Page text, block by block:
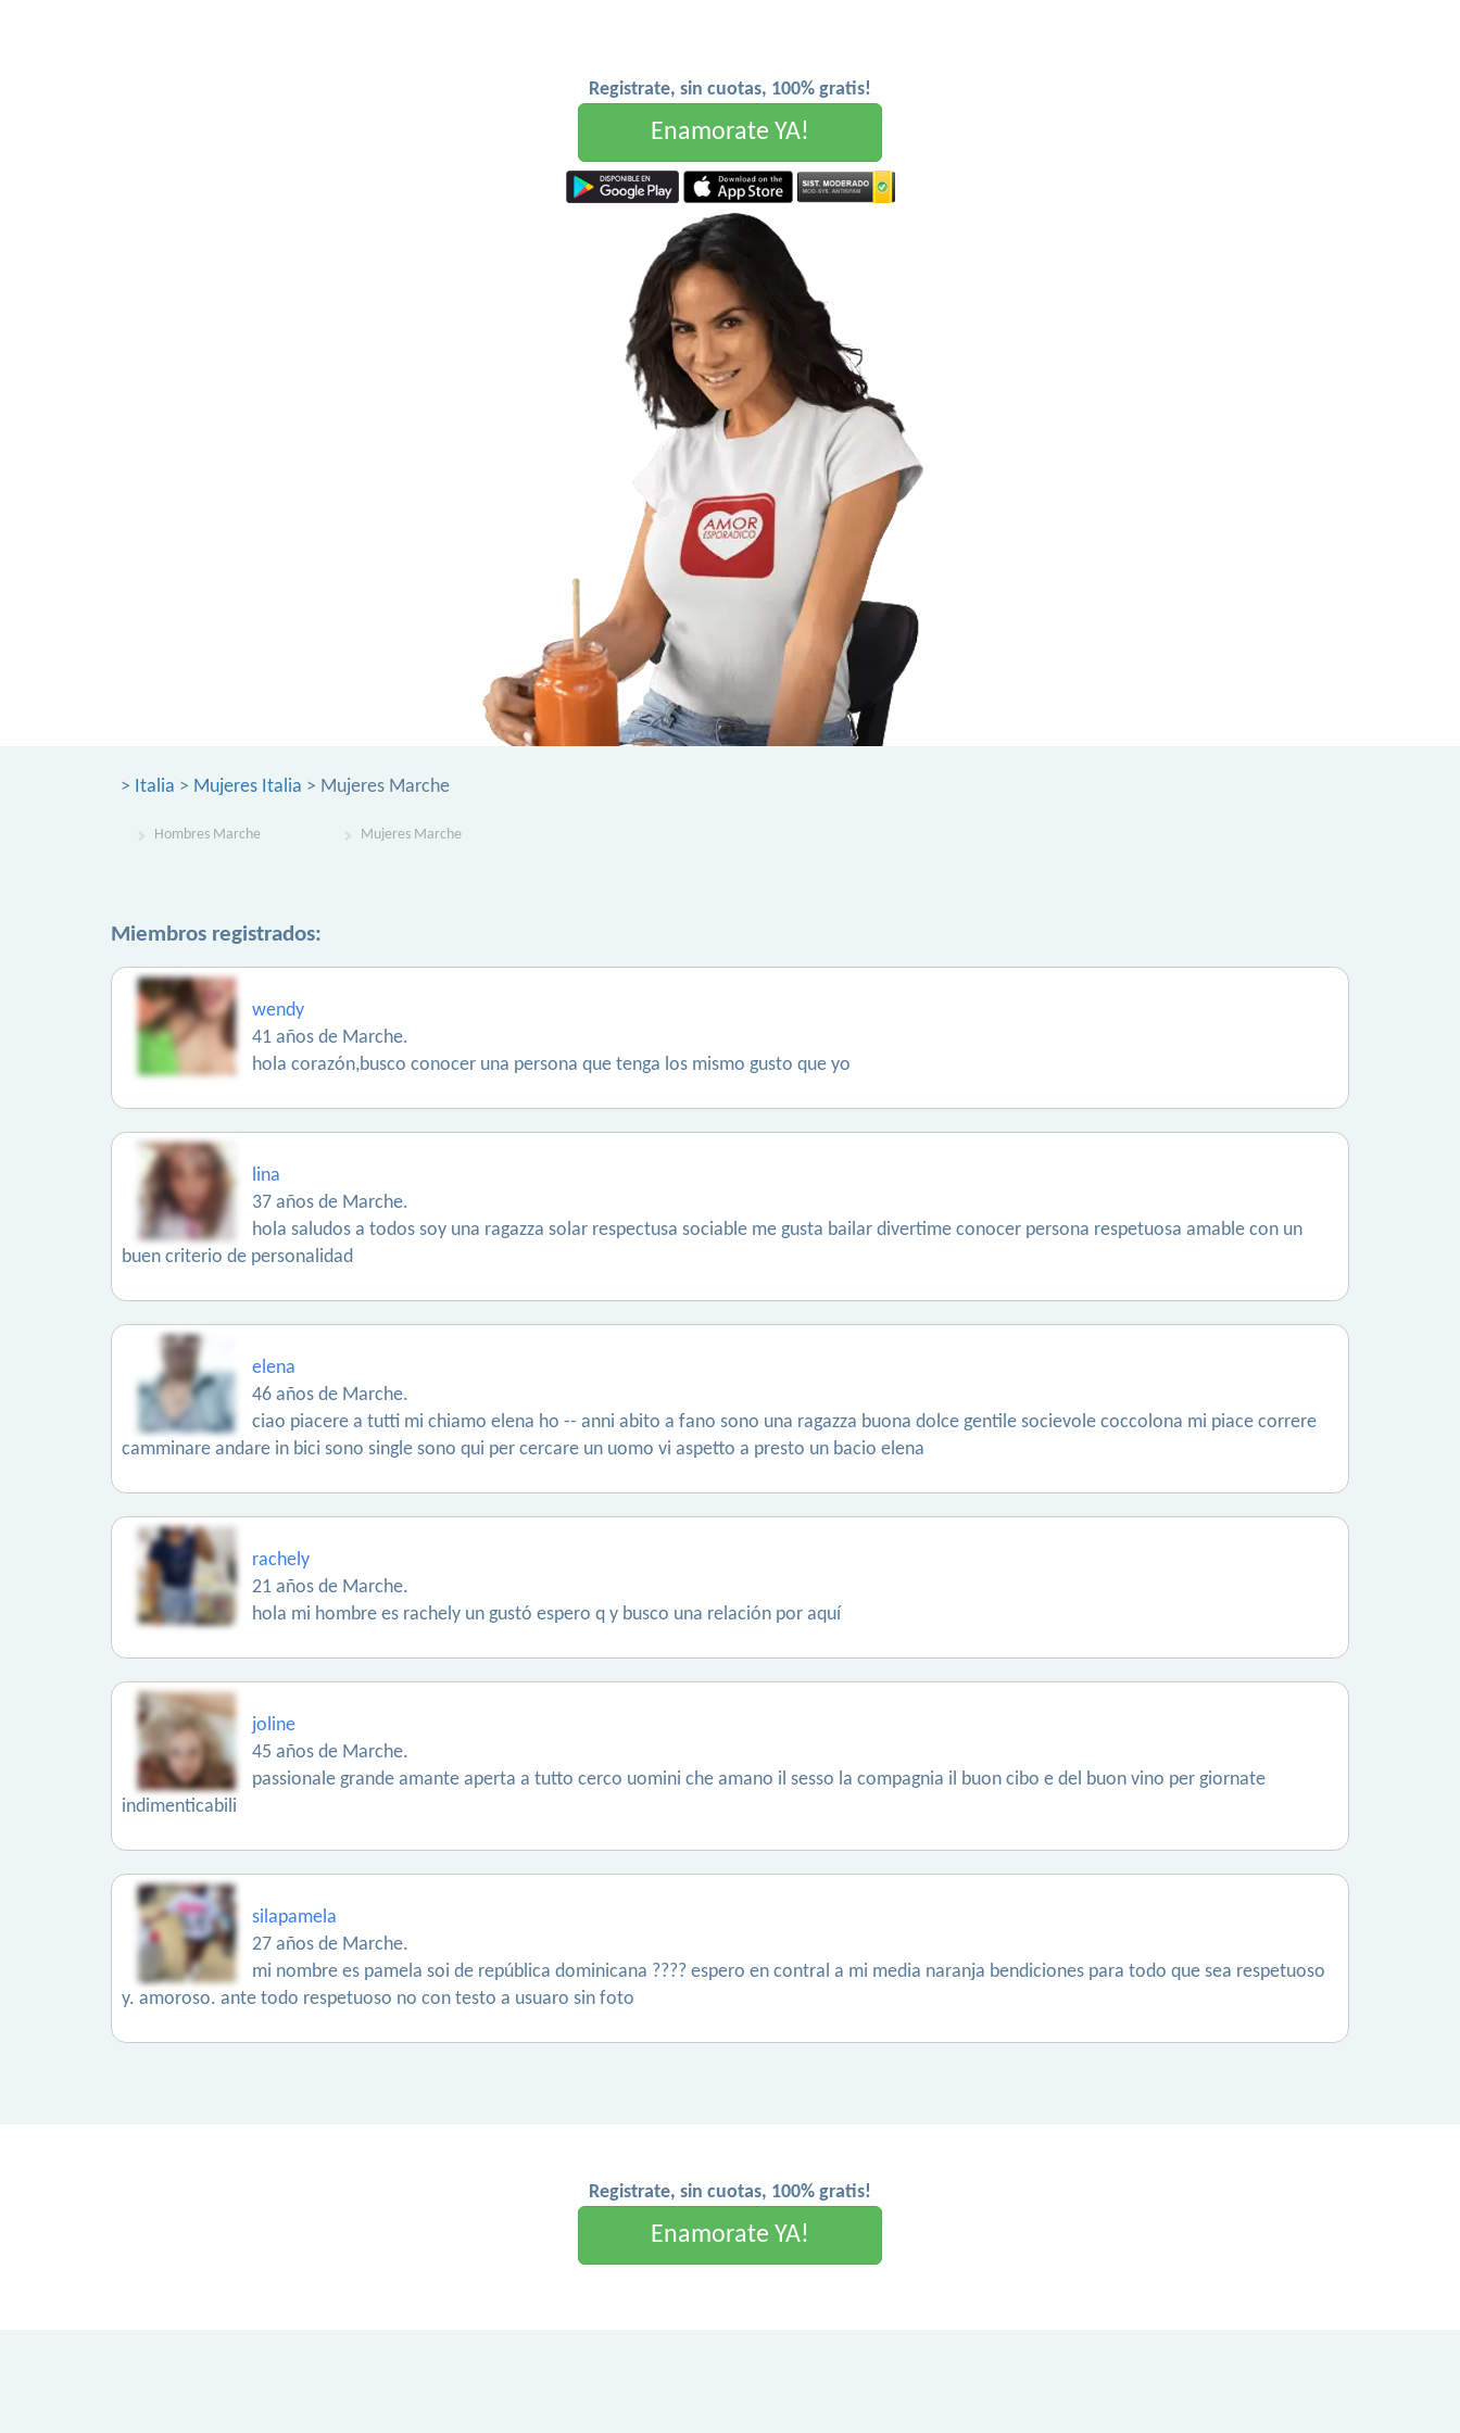
Registrate, sin cuotas, 100% gratis!
Enamorate YA!
> Italia > Mujeres Italia > Mujeres Marche
Hombres Marche Mujeres Marche
Miembros registrados:
wendy
41 años de Marche.
hola corazón,busco conocer una persona que tenga los mismo gusto que yo
lina
37 años de Marche.
hola saludos a todos soy una ragazza solar respectusa sociable me gusta bailar divertime conocer persona respetuosa amable con un
buen criterio de personalidad
elena
46 años de Marche.
ciao piacere a tutti mi chiamo elena ho -- anni abito a fano sono una ragazza buona dolce gentile socievole coccolona mi piace correre
camminare andare in bici sono single sono qui per cercare un uomo vi aspetto a presto un bacio elena
rachely
21 años de Marche.
hola mi hombre es rachely un gustó espero q y busco una relación por aquí
joline
45 años de Marche.
passionale grande amante aperta a tutto cerco uomini che amano il sesso la compagnia il buon cibo e del buon vino per giornate
indimenticabili
silapamela
27 años de Marche.
mi nombre es pamela soi de república dominicana ???? espero en contral a mi media naranja bendiciones para todo que sea respetuoso
y. amoroso. ante todo respetuoso no con testo a usuaro sin foto
Registrate, sin cuotas, 100% gratis!
Enamorate YA!